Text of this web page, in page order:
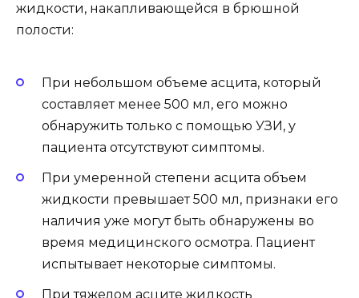
жидкости, накапливающейся в брюшной
полости:
При небольшом объеме асцита, который
составляет менее 500 мл, его можно
обнаружить только с помощью УЗИ, у
пациента отсутствуют симптомы.
При умеренной степени асцита объем
жидкости превышает 500 мл, признаки его
наличия уже могут быть обнаружены во
время медицинского осмотра. Пациент
испытывает некоторые симптомы.
При тяжелом асците жидкость